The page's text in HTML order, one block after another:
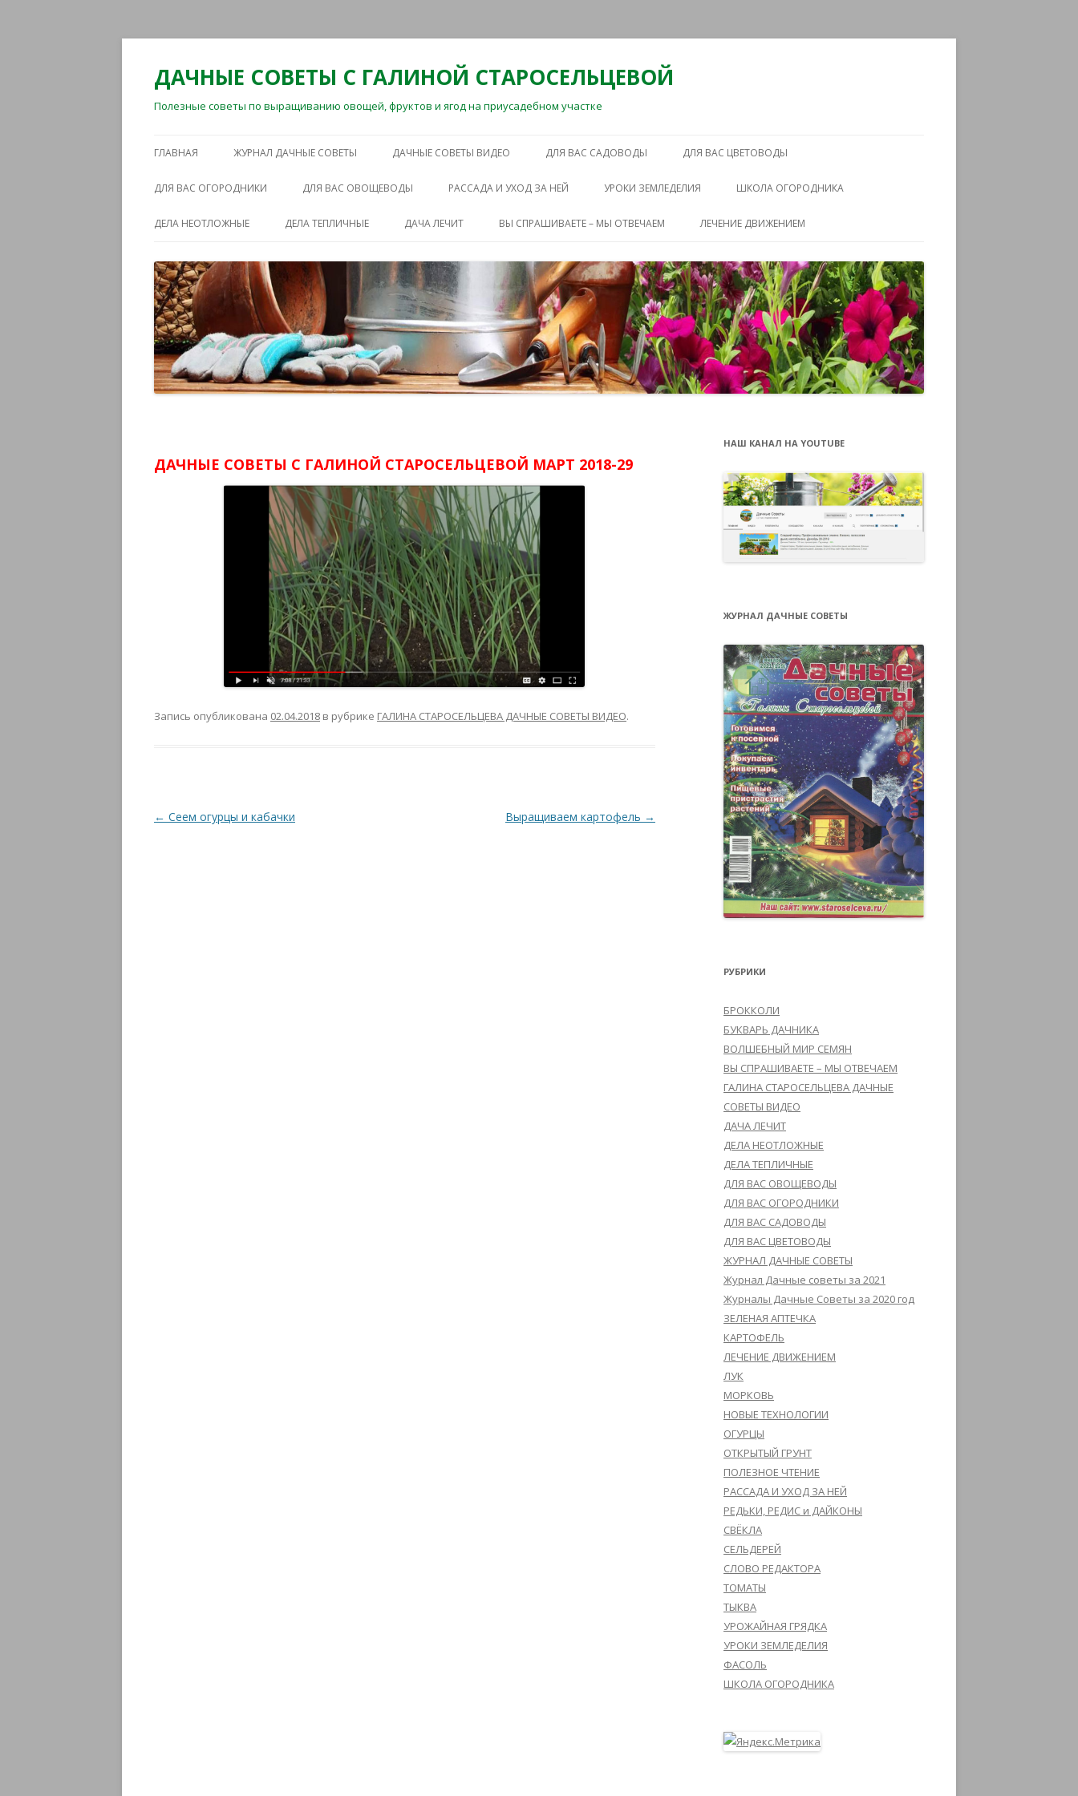
ДАЧНЫЕ СОВЕТЫ С ГАЛИНОЙ СТАРОСЕЛЬЦЕВОЙ
Полезные советы по выращиванию овощей, фруктов и ягод на приусадебном участке
содержимому
ГЛАВНАЯ ЖУРНАЛ ДАЧНЫЕ СОВЕТЫ ДАЧНЫЕ СОВЕТЫ ВИДЕО ДЛЯ ВАС САДОВОДЫ ДЛЯ ВАС ЦВЕТОВОДЫ
ДЛЯ ВАС ОГОРОДНИКИ ДЛЯ ВАС ОВОЩЕВОДЫ РАССАДА И УХОД ЗА НЕЙ УРОКИ ЗЕМЛЕДЕЛИЯ ШКОЛА ОГОРОДНИКА
ДЕЛА НЕОТЛОЖНЫЕ ДЕЛА ТЕПЛИЧНЫЕ ДАЧА ЛЕЧИТ ВЫ СПРАШИВАЕТЕ – МЫ ОТВЕЧАЕМ ЛЕЧЕНИЕ ДВИЖЕНИЕМ
ДАЧНЫЕ СОВЕТЫ С ГАЛИНОЙ СТАРОСЕЛЬЦЕВОЙ МАРТ 2018-29
Запись опубликована 02.04.2018 в рубрике ГАЛИНА СТАРОСЕЛЬЦЕВА ДАЧНЫЕ СОВЕТЫ ВИДЕО.
Навигация
← Сеем огурцы и кабачки Выращиваем картофель →
НАШ КАНАЛ НА YOUTUBE
ЖУРНАЛ ДАЧНЫЕ СОВЕТЫ
РУБРИКИ
БРОККОЛИ
БУКВАРЬ ДАЧНИКА
ВОЛШЕБНЫЙ МИР СЕМЯН
ВЫ СПРАШИВАЕТЕ – МЫ ОТВЕЧАЕМ
ГАЛИНА СТАРОСЕЛЬЦЕВА ДАЧНЫЕ
СОВЕТЫ ВИДЕО
ДАЧА ЛЕЧИТ
ДЕЛА НЕОТЛОЖНЫЕ
ДЕЛА ТЕПЛИЧНЫЕ
ДЛЯ ВАС ОВОЩЕВОДЫ
ДЛЯ ВАС ОГОРОДНИКИ
ДЛЯ ВАС САДОВОДЫ
ДЛЯ ВАС ЦВЕТОВОДЫ
ЖУРНАЛ ДАЧНЫЕ СОВЕТЫ
Журнал Дачные советы за 2021
Журналы Дачные Советы за 2020 год
ЗЕЛЕНАЯ АПТЕЧКА
КАРТОФЕЛЬ
ЛЕЧЕНИЕ ДВИЖЕНИЕМ
ЛУК
МОРКОВЬ
НОВЫЕ ТЕХНОЛОГИИ
ОГУРЦЫ
ОТКРЫТЫЙ ГРУНТ
ПОЛЕЗНОЕ ЧТЕНИЕ
РАССАДА И УХОД ЗА НЕЙ
РЕДЬКИ, РЕДИС и ДАЙКОНЫ
СВЁКЛА
СЕЛЬДЕРЕЙ
СЛОВО РЕДАКТОРА
ТОМАТЫ
ТЫКВА
УРОЖАЙНАЯ ГРЯДКА
УРОКИ ЗЕМЛЕДЕЛИЯ
ФАСОЛЬ
ШКОЛА ОГОРОДНИКА